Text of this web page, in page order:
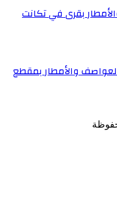
والأمطار بقرى في تكانت
والأمطار بمقطع